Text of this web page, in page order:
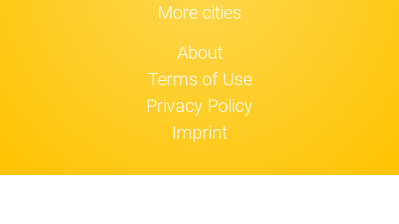
More cities
About
Terms of Use
Privacy Policy
Imprint